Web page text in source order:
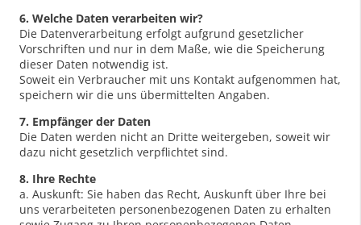
6. Welche Daten verarbeiten wir?
Die Datenverarbeitung erfolgt aufgrund gesetzlicher
Vorschriften und nur in dem Maße, wie die Speicherung
dieser Daten notwendig ist.
Soweit ein Verbraucher mit uns Kontakt aufgenommen hat,
speichern wir die uns übermittelten Angaben.
7. Empfänger der Daten
Die Daten werden nicht an Dritte weitergeben, soweit wir
dazu nicht gesetzlich verpflichtet sind.
8. Ihre Rechte
a. Auskunft: Sie haben das Recht, Auskunft über Ihre bei
uns verarbeiteten personenbezogenen Daten zu erhalten